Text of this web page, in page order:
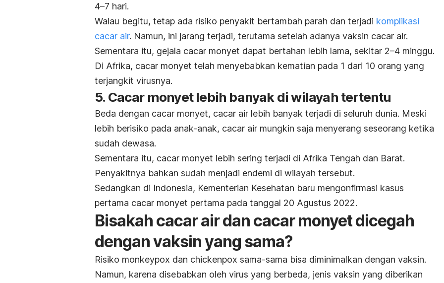
4–7 hari.
Walau begitu, tetap ada risiko penyakit bertambah parah dan terjadi komplikasi
cacar air. Namun, ini jarang terjadi, terutama setelah adanya vaksin cacar air.
Sementara itu, gejala cacar monyet dapat bertahan lebih lama, sekitar 2–4 minggu.
Di Afrika, cacar monyet telah menyebabkan kematian pada 1 dari 10 orang yang
terjangkit virusnya.
5. Cacar monyet lebih banyak di wilayah tertentu
Beda dengan cacar monyet, cacar air lebih banyak terjadi di seluruh dunia. Meski
lebih berisiko pada anak-anak, cacar air mungkin saja menyerang seseorang ketika
sudah dewasa.
Sementara itu, cacar monyet lebih sering terjadi di Afrika Tengah dan Barat.
Penyakitnya bahkan sudah menjadi endemi di wilayah tersebut.
Sedangkan di Indonesia, Kementerian Kesehatan baru mengonfirmasi kasus
pertama cacar monyet pertama pada tanggal 20 Agustus 2022.
Bisakah cacar air dan cacar monyet dicegah
dengan vaksin yang sama?
Risiko monkeypox dan chickenpox sama-sama bisa diminimalkan dengan vaksin.
Namun, karena disebabkan oleh virus yang berbeda, jenis vaksin yang diberikan